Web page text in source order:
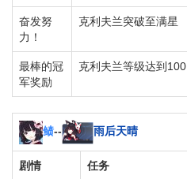
奋发努
力！
克利夫兰突破至满星
最棒的冠
军奖励
克利夫兰等级达到100
鲼-- 雨后天晴
剧情 任务